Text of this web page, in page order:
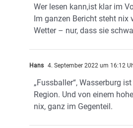
Wer lesen kann,ist klar im
Im ganzen Bericht steht nix
Wetter – nur, dass sie
Hans 4. September 2022 um 16:12
„Fussballer“, Wasserburg
Region. Und von einem
nix, ganz im Gegenteil.